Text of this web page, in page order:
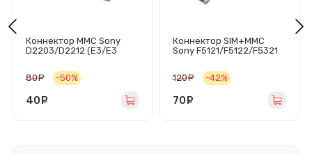
Коннектор MMC Sony
D2203/D2212 (E3/E3
80 руб.
-50%
40
Коннектор SIM+MMC
Sony F5121/F5122/F5321
120 руб.
-42%
70